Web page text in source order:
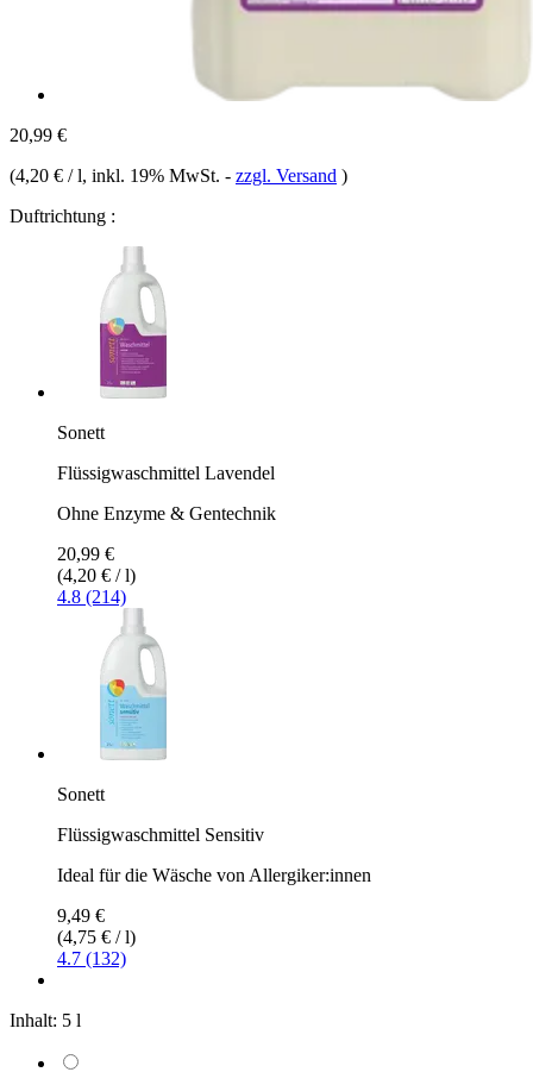
20,99 €
(4,20 € / l, inkl. 19% MwSt. - zzgl. Versand )
Duftrichtung :
Sonett
Flüssigwaschmittel Lavendel
Ohne Enzyme & Gentechnik
20,99 €
(4,20 € / l)
4.8 (214)
Sonett
Flüssigwaschmittel Sensitiv
Ideal für die Wäsche von Allergiker:innen
9,49 €
(4,75 € / l)
4.7 (132)
Inhalt: 5 l